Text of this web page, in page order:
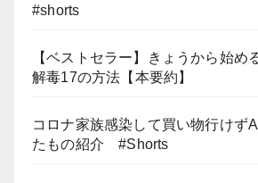
#shorts
【ベストセラー】きょうから始め
解毒17の方法【本要約】
コロナ家族感染して買い物行けず
たもの紹介 #Shorts